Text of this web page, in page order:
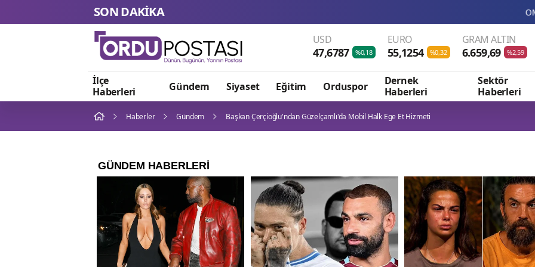
SON DAKİKA OMODA JAECOO’nun
USD
47,6787 %0,18
EURO
55,1254 %0,32
GRAM ALTIN
6.659,69 %2,59
İlçe
Haberleri
Gündem Siyaset Eğitim Orduspor
Dernek
Haberleri
Sektör
Haberleri
Haberler Gündem Başkan Çerçioğlu'ndan Güzelçamlı'da Mobil Halk Ege Et Hizmeti